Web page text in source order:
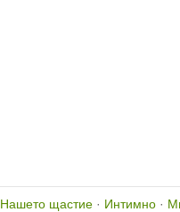
Нашето щастие · Интимно ·